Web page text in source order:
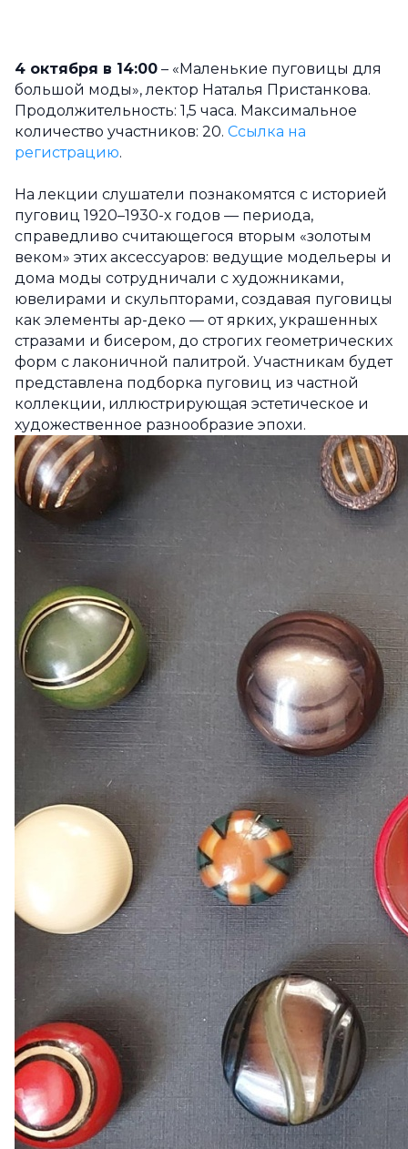
4 октября в 14:00 – «Маленькие пуговицы для
большой моды», лектор Наталья Пристанкова.
Продолжительность: 1,5 часа. Максимальное
количество участников: 20. Ссылка на
регистрацию.
На лекции слушатели познакомятся с историей
пуговиц 1920–1930-х годов — периода,
справедливо считающегося вторым «золотым
веком» этих аксессуаров: ведущие модельеры и
дома моды сотрудничали с художниками,
ювелирами и скульпторами, создавая пуговицы
как элементы ар-деко — от ярких, украшенных
стразами и бисером, до строгих геометрических
форм с лаконичной палитрой. Участникам будет
представлена подборка пуговиц из частной
коллекции, иллюстрирующая эстетическое и
художественное разнообразие эпохи.